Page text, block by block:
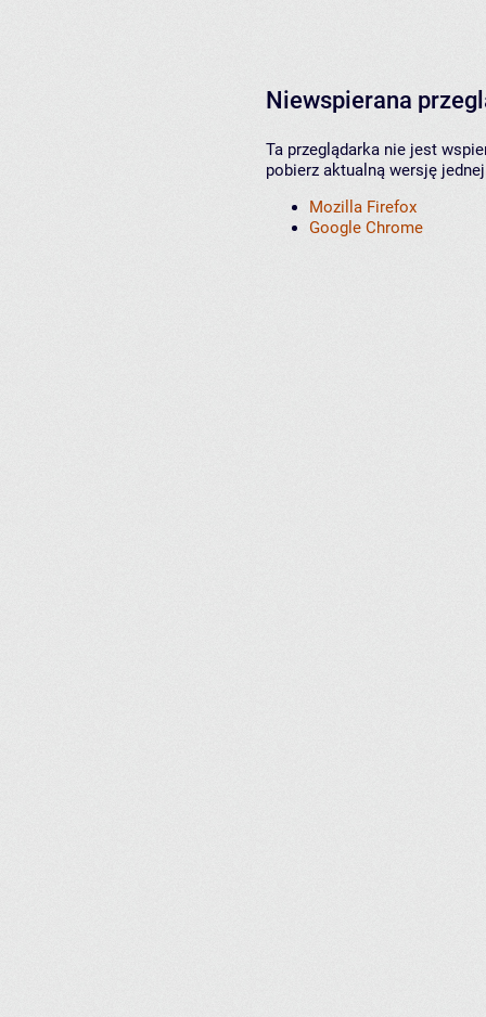
Niewspierana
Ta przeglądarka nie jest
pobierz aktualną wersję
Mozilla Firefox
Google Chrome